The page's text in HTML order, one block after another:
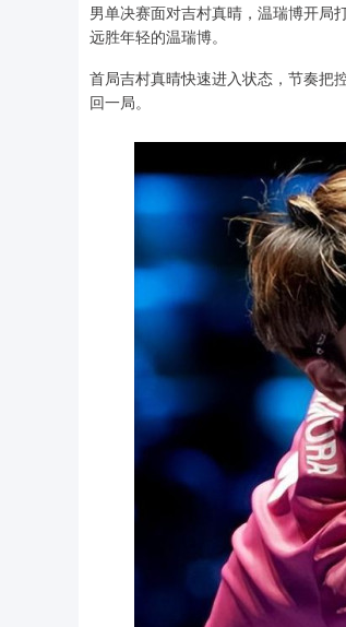
男单决赛面对吉村真晴，温瑞博开局
远胜年轻的温瑞博。
首局吉村真晴快速进入状态，节奏把
回一局。